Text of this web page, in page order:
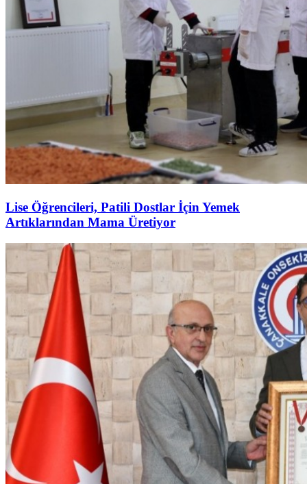
Lise Öğrencileri, Patili Dostlar İçin Yemek
Artıklarından Mama Üretiyor